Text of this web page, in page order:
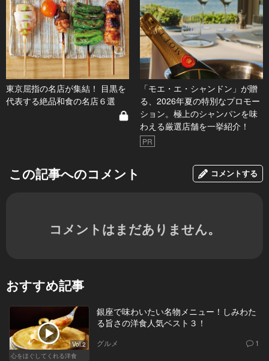
東京屈指の名店が集結！ 目黒を
代表する絶品和食の名店６選
「モエ・エ・シャンドン」が贈
る、2026年夏の特別なプロモー
ション。極上のシャンパンを味
わえる厳選店舗を一挙紹介！
PR
この記事へのコメント コメントする
コメントはまだありません。
おすすめ記事
Vol.2
心をほぐしてくれる洋食
銀座で味わいたい名物メニュー！しみわた
る旨さの洋食人気ベスト３！
グルメ 1